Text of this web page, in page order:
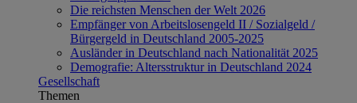
Die reichsten Menschen der Welt 2026
Empfänger von Arbeitslosengeld II / Sozialgeld /
Bürgergeld in Deutschland 2005-2025
Ausländer in Deutschland nach Nationalität 2025
Demografie: Altersstruktur in Deutschland 2024
Gesellschaft
Themen